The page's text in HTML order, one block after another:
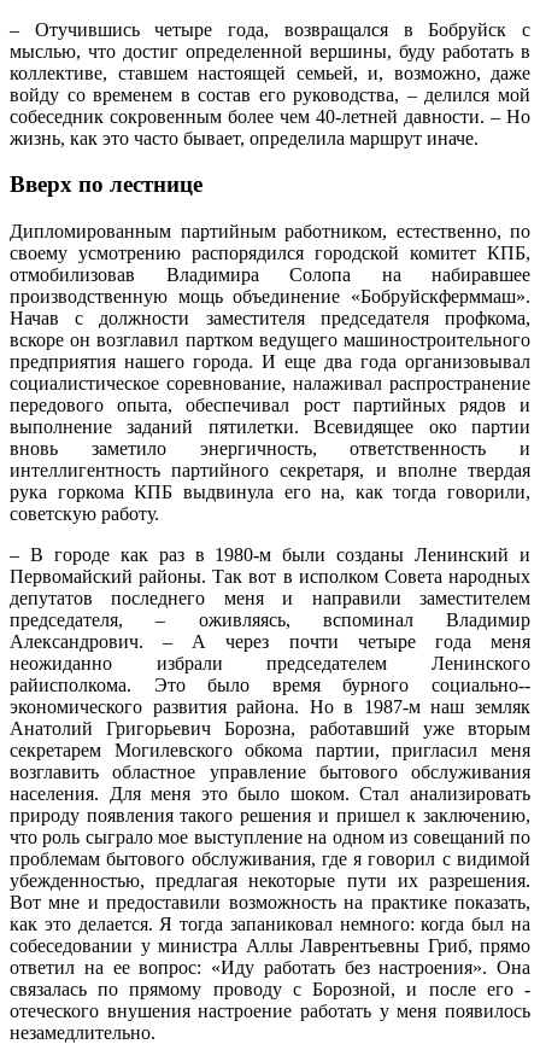
– Отучившись четыре года, возвращался в Бобруйск с
мыслью, что достиг определенной вершины, буду работать в
коллективе, ставшем настоящей семьей, и, возможно, даже
войду со временем в состав его руководства, – делился мой
собеседник сокровенным более чем 40-­летней давности. – Но
жизнь, как это часто бывает, определила маршрут иначе.
Вверх по лестнице
Дипломированным партийным работником, естест­венно, по
своему усмотрению распорядился городской комитет КПБ,
отмобилизовав Владимира Солопа на набиравшее
производственную мощь объединение «Бобруйскферм­маш».
Начав с должности заместителя председателя профкома,
вскоре он возглавил партком ведущего машиностроительного
предприятия нашего города. И еще два года организовывал
социалистическое соревнование, налаживал распространение
передового опыта, обеспечивал рост партийных рядов и
выполнение заданий пятилетки. Всевидящее око партии
вновь заметило энергичность, ответственность и
интеллигентность партийного секретаря, и вполне твердая
рука горкома КПБ выдвинула его на, как тогда говорили,
советскую работу.
– В городе как раз в 1980-м были созданы Ленинский и
Первомайский районы. Так вот в исполком Совета народных
депутатов последнего меня и направили заместителем
председателя, – оживляясь, вспоминал Владимир
Александрович. – А через почти четыре года меня
неожиданно избрали председателем Ленинского
райисполкома. Это было время бурного социально-­
экономического развития района. Но в 1987-м наш земляк
Анатолий Григорьевич Борозна, работавший уже вторым
секретарем Могилевского обкома партии, пригласил меня
возглавить областное управление бытового обслуживания
населения. Для меня это было шоком. Стал анализировать
природу появления такого решения и пришел к заключению,
что роль сыграло мое выступ­ление на одном из совещаний по
проблемам бытового обслуживания, где я говорил с видимой
убежденностью, предлагая некоторые пути их разрешения.
Вот мне и предоставили возможность на практике показать,
как это делается. Я тогда запаниковал немного: когда был на
собеседовании у министра Аллы Лаврентьевны Гриб, прямо
ответил на ее вопрос: «Иду работать без настроения». Она
связалась по прямому проводу с Борозной, и после его ­
отеческого внушения настроение работать у меня по­явилось
незамедлительно.